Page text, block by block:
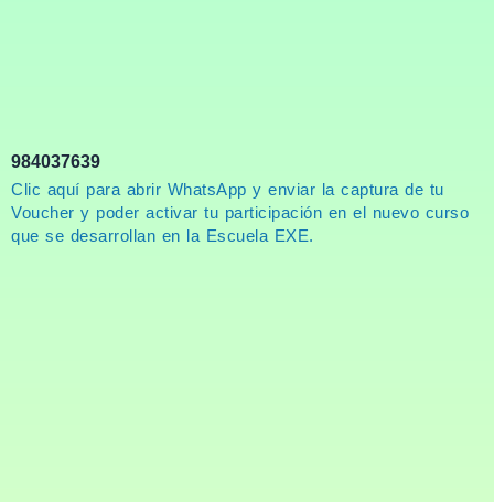
984037639
Clic aquí para abrir WhatsApp y enviar la captura de tu
Voucher y poder activar tu participación en el nuevo curso
que se desarrollan en la Escuela EXE.